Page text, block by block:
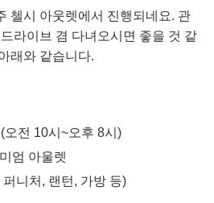
첼시 아웃렛에서 진행되네요. 관
라이브 겸 다녀오시면 좋을 것 같
래와 같습니다.
오전 10시~오후 8시)
엄 아울렛
니처, 랜턴, 가방 등)